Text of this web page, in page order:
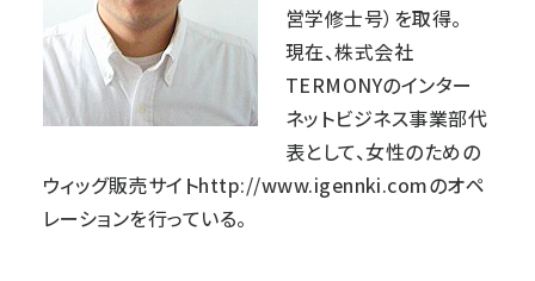
営学修士号）を取得。
現在、株式会社
TERMONYのインター
ネットビジネス事業部代
表として、女性のための
ウィッグ販売サイトhttp://www.igennki.comのオペ
レーションを行っている。